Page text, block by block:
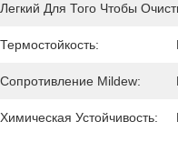
Легкий Для Того Чтобы
Термостойкость:
Сопротивление Mildew:
Химическая Устойчивость: